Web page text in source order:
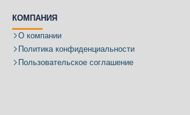
КОМПАНИЯ
О компании
Политика конфиденциальности
Пользовательское соглашение